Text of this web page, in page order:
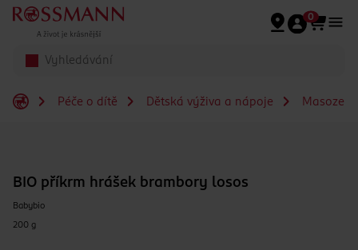
Přeskočit na hlavmní obsah
0
Péče o dítě Dětská výživa a nápoje
BIO příkrm hrášek brambory losos
Babybio
200 g